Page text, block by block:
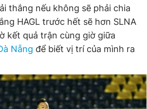
thắng nếu không sẽ phải chia
HAGL trước hết sẽ hơn SLNA
kết quả trận cùng giờ giữa
Nẵng để biết vị trí của mình ra